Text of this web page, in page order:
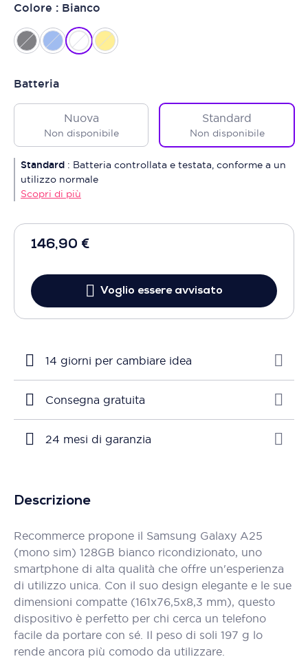
146,90 €
Voglio essere avvisato
Colore : Bianco
Batteria
Nuova
Non disponibile
Standard
Non disponibile
Standard : Batteria controllata e testata, conforme a un
utilizzo normale
Scopri di più
14 giorni per cambiare idea
Consegna gratuita
24 mesi di garanzia
Descrizione
Recommerce propone il Samsung Galaxy A25
(mono sim) 128GB bianco ricondizionato, uno
smartphone di alta qualità che offre un'esperienza
di utilizzo unica. Con il suo design elegante e le sue
dimensioni compatte (161x76,5x8,3 mm), questo
dispositivo è perfetto per chi cerca un telefono
facile da portare con sé. Il peso di soli 197 g lo
rende ancora più comodo da utilizzare.